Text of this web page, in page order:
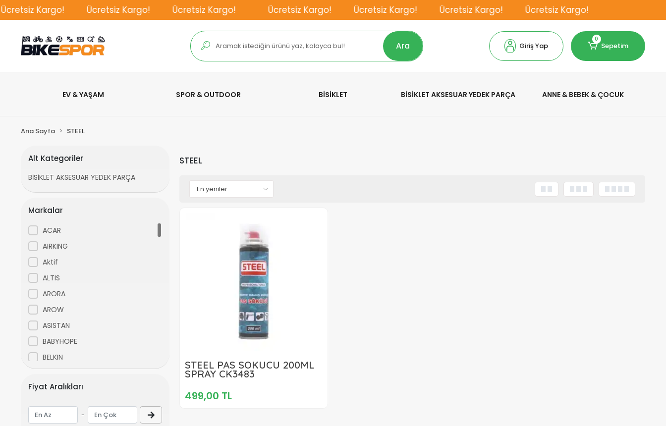
Kargo! Ücretsiz Kargo! Ücretsiz Kargo! Ücretsiz Kargo! Ücretsiz Kargo! Ücretsiz Kargo! Ücretsiz Kargo!
Ara Giriş Yap
0
Sepetim
EV & YAŞAM SPOR & OUTDOOR BİSİKLET BİSİKLET AKSESUAR YEDEK PARÇA ANNE & BEBEK & ÇOCUK
Ana Sayfa STEEL
Alt Kategoriler
BİSİKLET AKSESUAR YEDEK PARÇA
Markalar
ACAR
AIRKING
Aktif
ALTIS
ARORA
AROW
ASISTAN
BABYHOPE
BELKIN
BIANCHI
BİSAN
CAMARO
Fiyat Aralıkları
-
STEEL
STEEL PAS SÖKÜCÜ 200ML
SPRAY CK3483
499,00 TL
499,00 TL